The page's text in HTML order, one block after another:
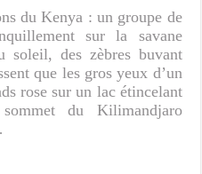
du Kenya : un groupe de
sur la savane
soleil, des zèbres buvant
que les gros yeux d’un
rose sur un lac étincelant
du Kilimandjaro